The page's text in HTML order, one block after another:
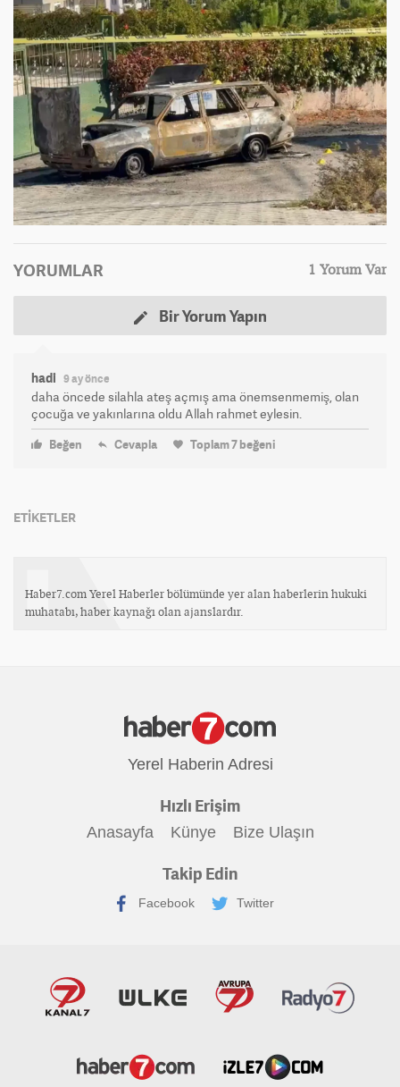
YORUMLAR 1 Yorum Var
Bir Yorum Yapın
hadi 9 ay önce
daha öncede silahla ateş açmış ama önemsenmemiş, olan
çocuğa ve yakınlarına oldu Allah rahmet eylesin.
Beğen Cevapla Toplam7beğeni
ETİKETLER
Haber7.com Yerel Haberler bölümünde yer alan haberlerin hukuki
muhatabı, haber kaynağı olan ajanslardır.
Yerel Haberin Adresi
Hızlı Erişim
Anasayfa Künye Bize Ulaşın
Takip Edin
Facebook Twitter